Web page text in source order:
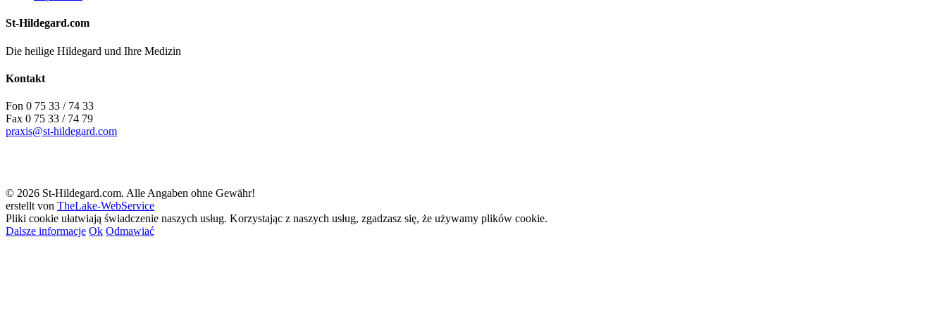
St-Hildegard.com
Die heilige Hildegard und Ihre Medizin
Kontakt
Fon 0 75 33 / 74 33
Fax 0 75 33 / 74 79
praxis@st-hildegard.com
© 2026 St-Hildegard.com. Alle Angaben ohne Gewähr!
erstellt von TheLake-WebService
Pliki cookie ułatwiają świadczenie naszych usług. Korzystając z naszych usług, zgadzasz się, że używamy plików cookie.
Dalsze informacje Ok Odmawiać